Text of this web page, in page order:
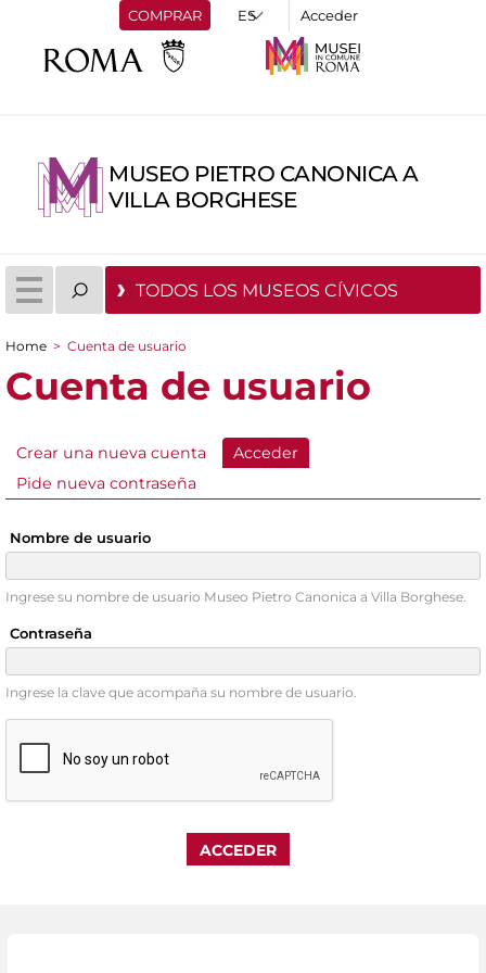
COMPRAR Acceder
MUSEO PIETRO CANONICA A
VILLA BORGHESE
TODOS LOS MUSEOS CÍVICOS
You are here
Home > Cuenta de usuario
Cuenta de usuario
Primary tabs
Crear una nueva cuenta Acceder
Pide nueva contraseña
Nombre de usuario
Ingrese su nombre de usuario Museo Pietro Canonica a Villa Borghese.
Contraseña
Ingrese la clave que acompaña su nombre de usuario.